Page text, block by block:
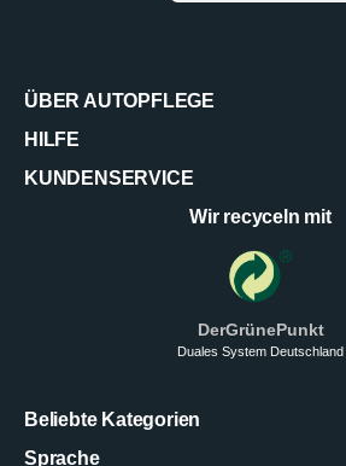
ÜBER AUTOPFLEGE
HILFE
KUNDENSERVICE
Wir recyceln mit
DerGrünePunkt
Duales System Deutschland
Beliebte Kategorien
Sprache